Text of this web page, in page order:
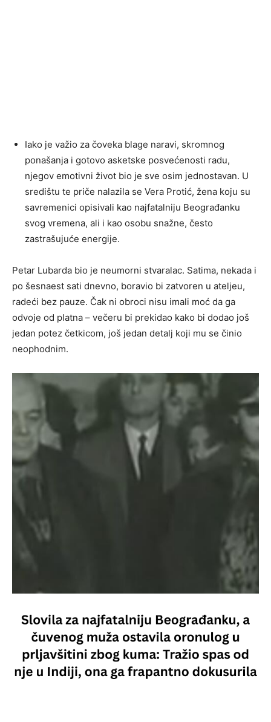
Iako je važio za čoveka blage naravi, skromnog
ponašanja i gotovo asketske posvećenosti radu,
njegov emotivni život bio je sve osim jednostavan. U
središtu te priče nalazila se Vera Protić, žena koju su
savremenici opisivali kao najfatalniju Beograđanku
svog vremena, ali i kao osobu snažne, često
zastrašujuće energije.
Petar Lubarda bio je neumorni stvaralac. Satima, nekada i
po šesnaest sati dnevno, boravio bi zatvoren u ateljeu,
radeći bez pauze. Čak ni obroci nisu imali moć da ga
odvoje od platna – večeru bi prekidao kako bi dodao još
jedan potez četkicom, još jedan detalj koji mu se činio
neophodnim.